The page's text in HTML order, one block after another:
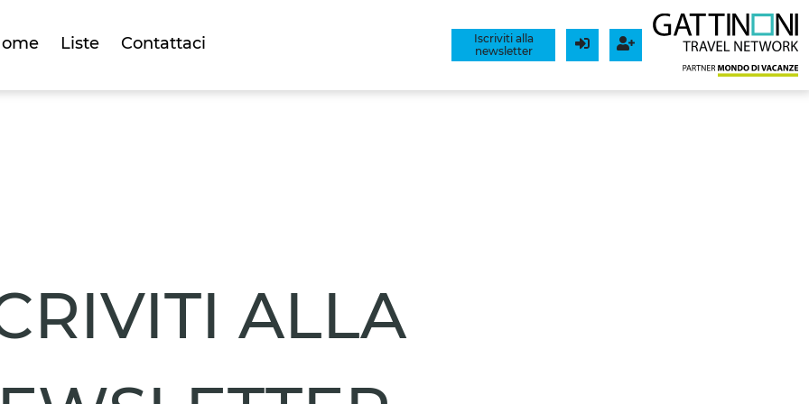
Liste Contattaci
Iscriviti alla
newsletter
Registrati
ALLA